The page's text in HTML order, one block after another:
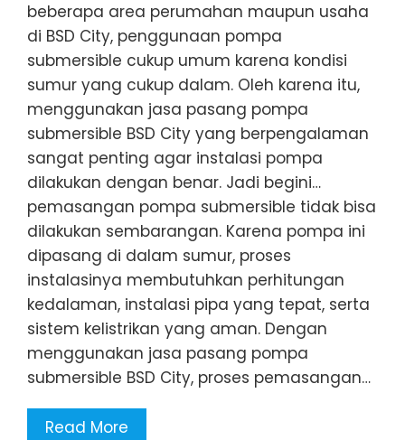
beberapa area perumahan maupun usaha
di BSD City, penggunaan pompa
submersible cukup umum karena kondisi
sumur yang cukup dalam. Oleh karena itu,
menggunakan jasa pasang pompa
submersible BSD City yang berpengalaman
sangat penting agar instalasi pompa
dilakukan dengan benar. Jadi begini…
pemasangan pompa submersible tidak bisa
dilakukan sembarangan. Karena pompa ini
dipasang di dalam sumur, proses
instalasinya membutuhkan perhitungan
kedalaman, instalasi pipa yang tepat, serta
sistem kelistrikan yang aman. Dengan
menggunakan jasa pasang pompa
submersible BSD City, proses pemasangan…
Read More